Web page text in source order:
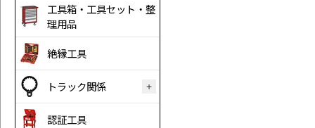
工具箱・工具セット・整
理用品
絶縁工具
トラック関係
認証工具